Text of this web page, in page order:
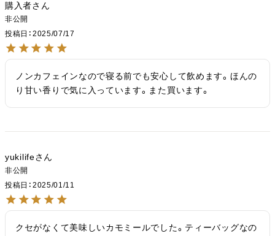
購入者
非公開
投稿日
2025/07/17
ノンカフェインなので寝る前でも安心して飲めます。ほんの
り甘い香りで気に入っています。また買います。
yukilife
非公開
投稿日
2025/01/11
クセがなくて美味しいカモミールでした。ティーバッグなの